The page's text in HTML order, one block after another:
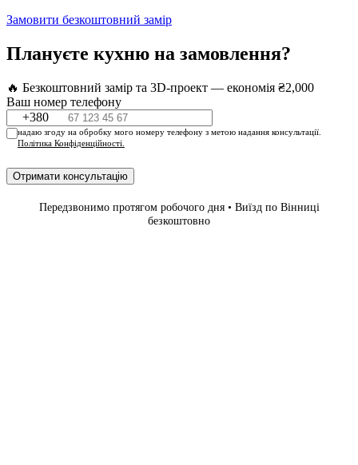
Замовити безкоштовний замір
Плануєте кухню на замовлення?
🔥 Безкоштовний замір та 3D-проект — економія ₴2,000
Ваш номер телефону
+380
надаю згоду на обробку мого номеру телефону з метою надання консультації.
Політика Конфіденційності.
Отримати консультацію
Передзвонимо протягом робочого дня • Виїзд по Вінниці
безкоштовно